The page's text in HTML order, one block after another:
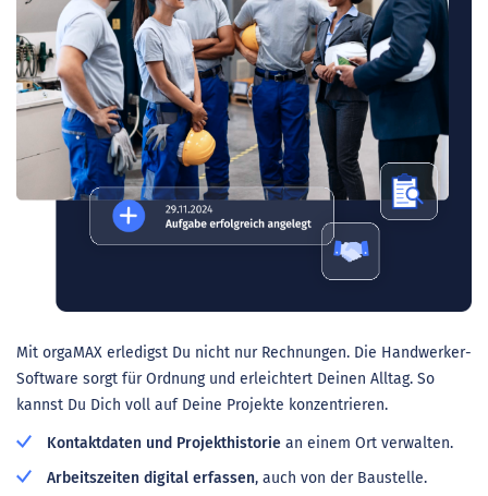
Mit orgaMAX erledigst Du nicht nur Rechnungen. Die Handwerker-
Software sorgt für Ordnung und erleichtert Deinen Alltag. So
kannst Du Dich voll auf Deine Projekte konzentrieren.
Kontaktdaten und Projekthistorie an einem Ort verwalten.
Arbeitszeiten digital erfassen, auch von der Baustelle.